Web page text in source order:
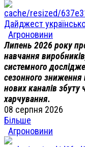
Дайджест
Агроновини
Липень 2026 року
навчання
системного
сезонного
нових каналів збуту
харчування.
08 серпня 2026
Більше
Агроновини